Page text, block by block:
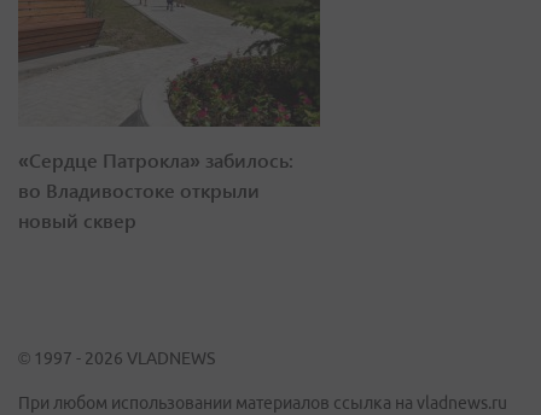
«Сердце Патрокла» забилось:
во Владивостоке открыли
новый сквер
© 1997 - 2026 VLADNEWS
При любом использовании материалов ссылка на vladnews.ru